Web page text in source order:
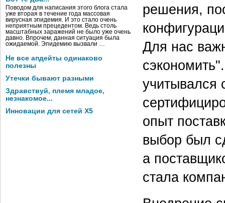
Поводом для написания этого блога стала
уже вторая в течение года массовая
вирусная эпидемия. И это стало очень
неприятным прецедентом. Ведь столь
масштабных заражений не было уже очень
давно. Впрочем, данная ситуация была
ожидаемой. Эпидемию вызвали …
Не все апдейты одинаково
полезны
Утечки бывают разными
Здравствуй, племя младое,
незнакомое...
Инновации для сетей X5
решения,
Для нас
учитывался
опыт
выбор был
а
стала